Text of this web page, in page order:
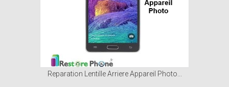
Reparation Lentille Arriere Appareil Photo...